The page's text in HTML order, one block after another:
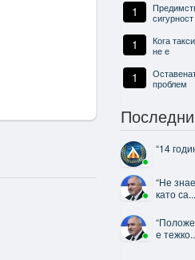
1
1
Кога
не е
1
проблем
“14
“Не
като са...
“
е